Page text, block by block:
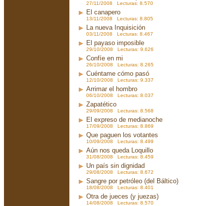
27/11/2008 Lecturas: 8.570
El canapero
13/11/2008 Lecturas: 8.805
La nueva Inquisición
03/11/2008 Lecturas: 8.467
El payaso imposible
29/10/2008 Lecturas: 9.626
Confíe en mi
26/10/2008 Lecturas: 8.265
Cuéntame cómo pasó
12/10/2008 Lecturas: 9.337
Arrimar el hombro
06/10/2008 Lecturas: 8.037
Zapatético
29/09/2008 Lecturas: 8.568
El expreso de medianoche
17/09/2008 Lecturas: 8.869
Que paguen los votantes
10/09/2008 Lecturas: 8.499
Aún nos queda Loquillo
31/08/2008 Lecturas: 8.459
Un país sin dignidad
29/08/2008 Lecturas: 8.672
Sangre por petróleo (del Báltico)
18/08/2008 Lecturas: 8.401
Otra de jueces (y juezas)
14/08/2008 Lecturas: 8.570